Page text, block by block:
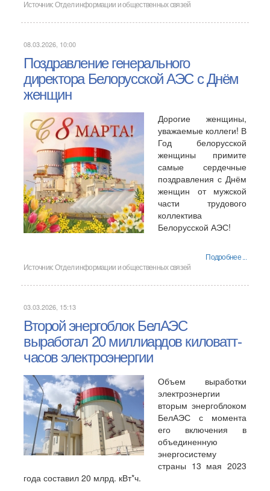
Источник:Отдел информации и общественных связей
08.03.2026, 10:00
Поздравление генерального
директора Белорусской АЭС с Днём
женщин
Дорогие женщины,
уважаемые коллеги! В
Год белорусской
женщины примите
самые сердечные
поздравления с Днём
женщин от мужской
части трудового
коллектива
Белорусской АЭС!
Подробнее ...
Источник:Отдел информации и общественных связей
03.03.2026, 15:13
Второй энергоблок БелАЭС
выработал 20 миллиардов киловатт-
часов электроэнергии
Объем выработки
электроэнергии
вторым энергоблоком
БелАЭС с момента
его включения в
объединенную
энергосистему
страны 13 мая 2023
года составил 20 млрд. кВт*ч.